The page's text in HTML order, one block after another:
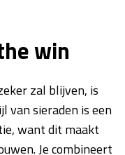
win
zal blijven, is
van sieraden is een
want dit maakt
Je combineert